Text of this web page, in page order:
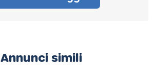
Annunci simili